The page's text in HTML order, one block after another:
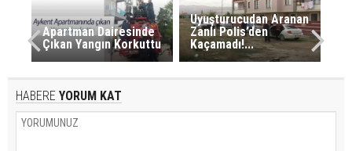
Apartman Dairesinde
Çıkan Yangın Korkuttu
Uyuşturucudan Aranan
Zanlı Polis’den
Kaçamadı!...
HABERE YORUM KAT